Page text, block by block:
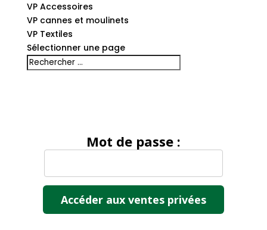
VP Accessoires
VP cannes et moulinets
VP Textiles
Sélectionner une page
Mot de passe :